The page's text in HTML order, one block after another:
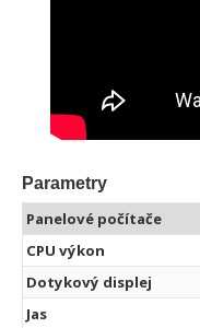
Parametry
Panelové počítače
CPU výkon
Dotykový displej
Jas